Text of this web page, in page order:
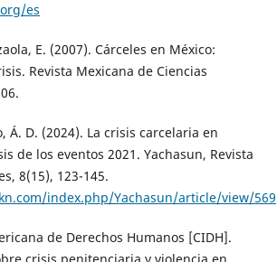
es
E. (2007). Cárceles en México:
Revista Mexicana de Ciencias
Á. D. (2024). La crisis carcelaria en
de los eventos 2021. Yachasun, Revista
8(15), 123-145.
index.php/Yachasun/article/view/569
de Derechos Humanos [CIDH].